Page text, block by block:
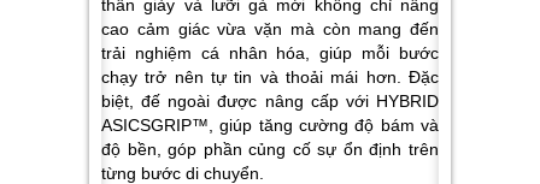
thân giày và lưỡi gà mới không chỉ nâng
cao cảm giác vừa vặn mà còn mang đến
trải nghiệm cá nhân hóa, giúp mỗi bước
chạy trở nên tự tin và thoải mái hơn. Đặc
biệt, đế ngoài được nâng cấp với HYBRID
ASICSGRIP™, giúp tăng cường độ bám và
độ bền, góp phần củng cố sự ổn định trên
từng bước di chuyển.